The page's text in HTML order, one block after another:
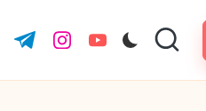
t.me instagram.com
youtube.com